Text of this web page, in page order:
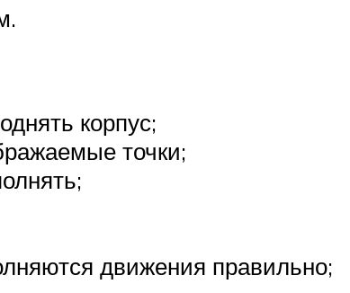
корпус;
точки;
движения правильно;